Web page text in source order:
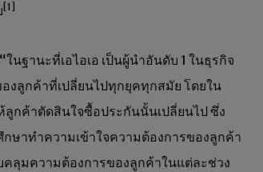
[1]
ในฐานะที่เอไอเอ เป็นผู้นำอันดับ 1 ในธุรกิจ
งลูกค้าที่เปลี่ยนไปทุกยุคทุกสมัย โดยใน
กค้าตัดสินใจซื้อประกันนั้นเปลี่ยนไป ซึ่ง
กษาทำความเข้าใจความต้องการของลูกค้า
ลุมความต้องการของลูกค้าในแต่ละช่วง